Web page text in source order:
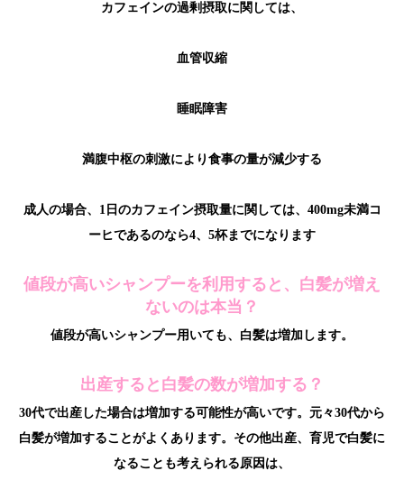
カフェインの過剰摂取に関しては、
血管収縮
睡眠障害
満腹中枢の刺激により食事の量が減少する
成人の場合、1日のカフェイン摂取量に関しては、400mg未満コ
ーヒであるのなら4、5杯までになります
値段が高いシャンプーを利用すると、白髪が増え
ないのは本当？
値段が高いシャンプー用いても、白髪は増加します。
出産すると白髪の数が増加する？
30代で出産した場合は増加する可能性が高いです。元々30代から
白髪が増加することがよくあります。その他出産、育児で白髪に
なることも考えられる原因は、